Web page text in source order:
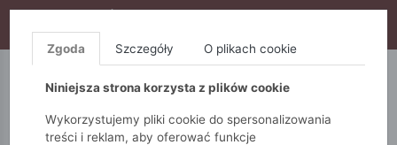
S10), DODATKOWE 15% ZA 3SZT (KOD: S15)
5.10.15. QUIOSQUE
Zgoda Szczegóły O plikach cookie
Niniejsza strona korzysta z plików cookie
Wykorzystujemy pliki cookie do spersonalizowania
treści i reklam, aby oferować funkcje